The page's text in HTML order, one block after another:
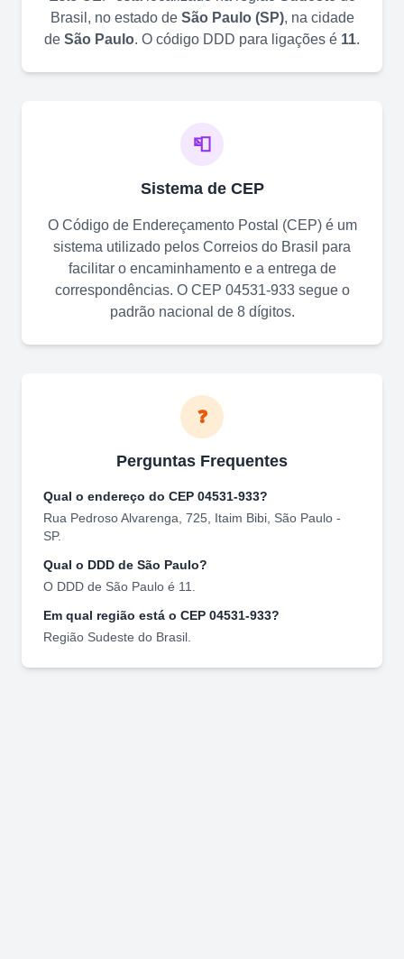
Brasil, no estado de São Paulo(SP), na cidade
de São Paulo. O código DDD para ligações é 11.
📮
Sistema de CEP
O Código de Endereçamento Postal (CEP) é um
sistema utilizado pelos Correios do Brasil para
facilitar o encaminhamento e a entrega de
correspondências. O CEP 04531-933segue o
padrão nacional de 8 dígitos.
❓
Perguntas Frequentes
Qual o endereço do CEP 04531-933?
Rua Pedroso Alvarenga, 725 Itaim Bibi São Paulo -
SP.
Qual o DDD de São Paulo?
O DDD de São Paulo é 11
Em qual região está o CEP 04531-933?
Região Sudeste do Brasil.